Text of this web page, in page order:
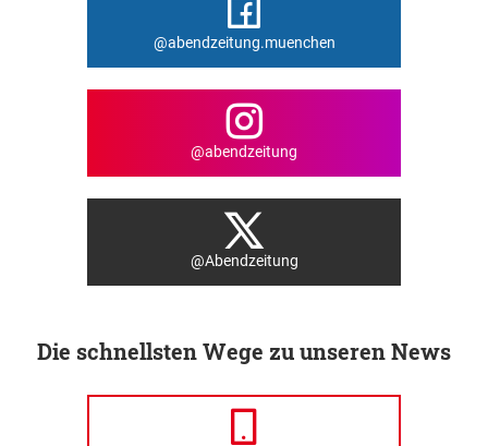
@abendzeitung.muenchen
@abendzeitung
@Abendzeitung
Die schnellsten Wege zu unseren News